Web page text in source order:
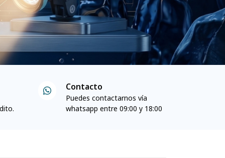
Contacto
Puedes contactarnos vía
whatsapp entre 09:00 y 18:00